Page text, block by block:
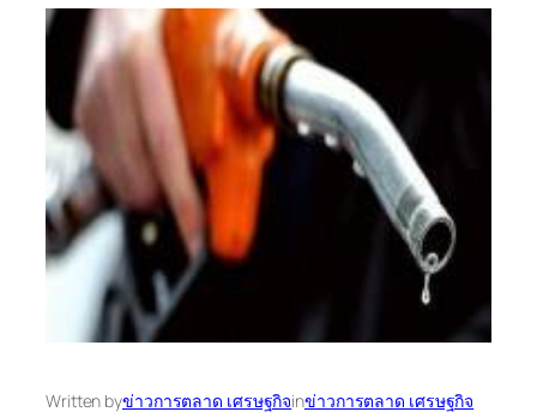
Written byข่าวการตลาด เศรษฐกิจinข่าวการตลาด เศรษฐกิจ